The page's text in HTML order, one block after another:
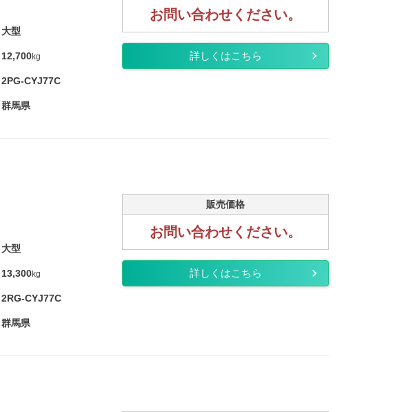
大型
12,700kg
2PG-CYJ77C
群馬県
お問い合わせください。
詳しくはこちら
大型
13,300kg
2RG-CYJ77C
群馬県
販売価格
お問い合わせください。
詳しくはこちら